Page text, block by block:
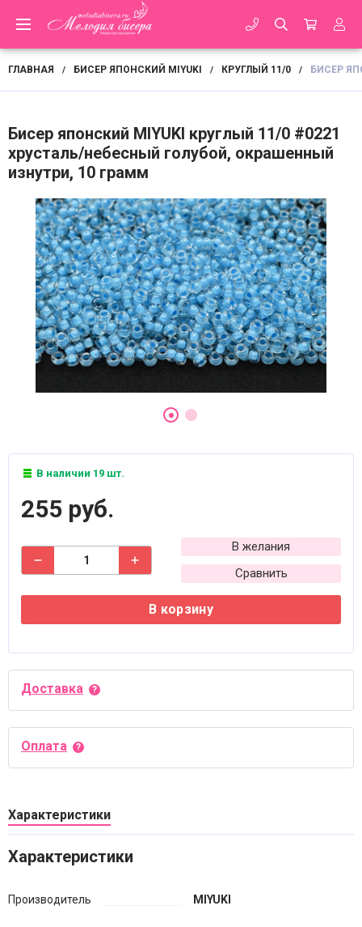
ГЛАВНАЯ / БИСЕР ЯПОНСКИЙ MIYUKI / КРУГЛЫЙ 11/0 / БИСЕР
Бисер японский MIYUKI круглый 11/0 #0221
хрусталь/небесный голубой, окрашенный
изнутри, 10 грамм
В наличии 19 шт.
255 руб.
В желания
Сравнить
В корзину
Доставка
Оплата
Характеристики
Характеристики
Производитель MIYUKI